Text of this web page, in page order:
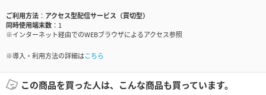
ご利用方法
アクセス型配信サービス（買切型）
同時使用端末数
1
※インターネット経由でのWEBブラウザによるアクセス参照
※導入・利用方法の詳細はこちら
この商品を買った人は、こんな商品も買っています。